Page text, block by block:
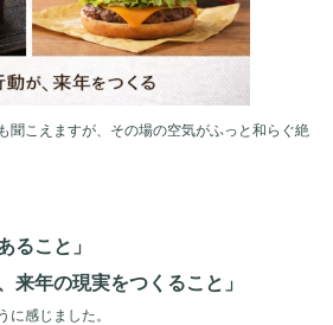
聞こえますが、その場の空気がふっと和らぐ絶
ること」
来年の現実をつくること」
に感じました。